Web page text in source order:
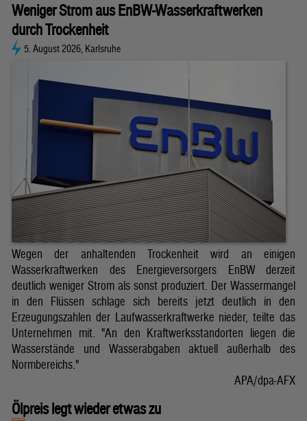
Weniger Strom aus EnBW-Wasserkraftwerken
durch Trockenheit
5. August 2026, Karlsruhe
Wegen der anhaltenden Trockenheit wird an einigen
Wasserkraftwerken des Energieversorgers EnBW derzeit
deutlich weniger Strom als sonst produziert. Der Wassermangel
in den Flüssen schlage sich bereits jetzt deutlich in den
Erzeugungszahlen der Laufwasserkraftwerke nieder, teilte das
Unternehmen mit. "An den Kraftwerksstandorten liegen die
Wasserstände und Wasserabgaben aktuell außerhalb des
Normbereichs."
APA/dpa-AFX
Ölpreis legt wieder etwas zu